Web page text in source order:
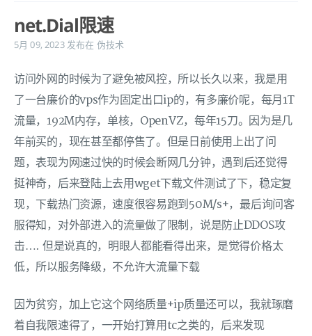
net.Dial限速
5月 09, 2023 发布在 伪技术
访问外网的时候为了避免被风控，所以长久以来，我是用
了一台廉价的vps作为固定出口ip的，有多廉价呢，每月1T
流量，192M内存，单核，OpenVZ，每年15刀。因为是几
年前买的，现在甚至都停售了。但是日前使用上出了问
题，表现为网速过快的时候会断网几分钟，遇到后还觉得
挺神奇，后来登陆上去用wget下载文件测试了下，稳定复
现，下载热门资源，速度很容易跑到50M/s+，最后询问客
服得知，对外部进入的流量做了限制，说是防止DDOS攻
击…. 但是说真的，明眼人都能看得出来，是觉得价格太
低，所以服务降级，不允许大流量下载
因为贫穷，加上它这个网络质量+ip质量还可以，我就琢磨
着自我限速得了，一开始打算用tc之类的，后来发现